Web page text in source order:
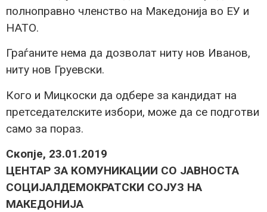
полноправно членство на Македонија во ЕУ и
НАТО.
Граѓаните нема да дозволат ниту нов Иванов,
ниту нов Груевски.
Кого и Мицкоски да одбере за кандидат на
претседателските избори, може да се подготви
само за пораз.
Скопје, 23.01.2019
ЦЕНТАР ЗА КОМУНИКАЦИИ СО ЈАВНОСТА
СОЦИЈАЛДЕМОКРАТСКИ СОЈУЗ НА
МАКЕДОНИЈА